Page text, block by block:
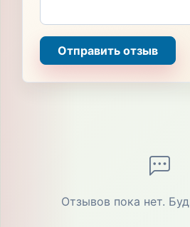
Отправить отзыв
Отзывов пока нет.